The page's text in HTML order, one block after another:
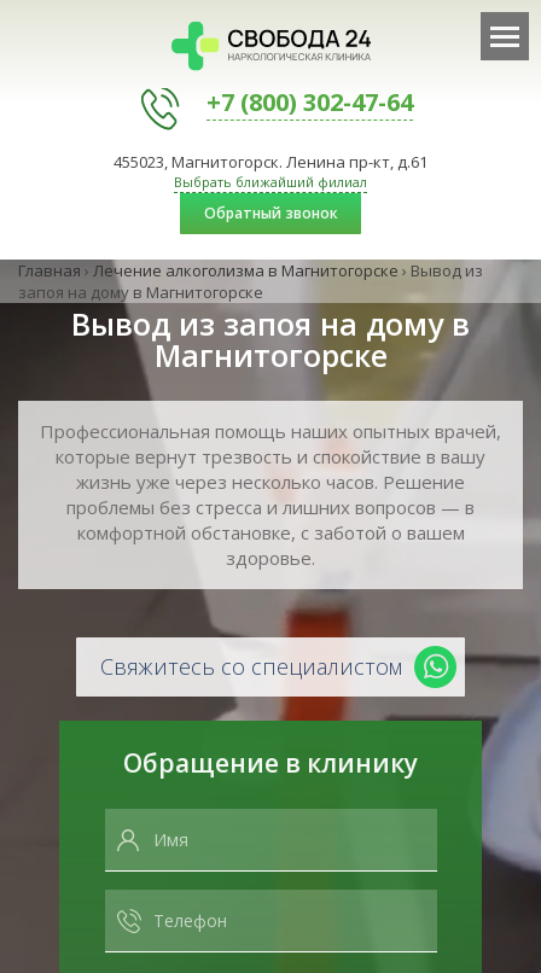
+7 (800) 302-47-64
455023, Магнитогорск. Ленина пр-кт, д.61
Выбрать ближайший филиал
Обратный звонок
Главная › Лечение алкоголизма в Магнитогорске › Вывод из
запоя на дому в Магнитогорске
Вывод из запоя на дому в
Магнитогорске
Профессиональная помощь наших опытных врачей,
которые вернут трезвость и спокойствие в вашу
жизнь уже через несколько часов. Решение
проблемы без стресса и лишних вопросов — в
комфортной обстановке, с заботой о вашем
здоровье.
Свяжитесь со специалистом
Обращение в клинику